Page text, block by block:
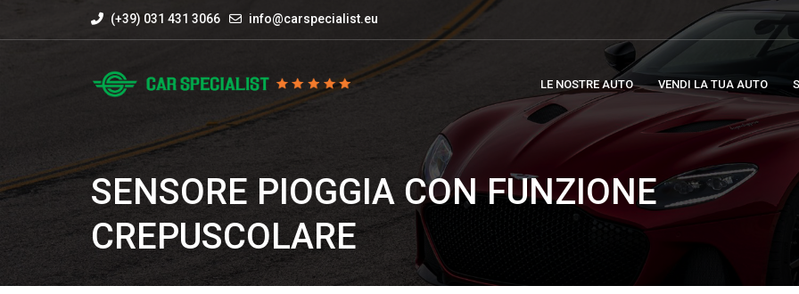
(+39) 031 431 3066 info@carspecialist.eu
LE NOSTRE AUTO VENDI LA TUA AUTO
SENSORE PIOGGIA CON FUNZIONE
CREPUSCOLARE